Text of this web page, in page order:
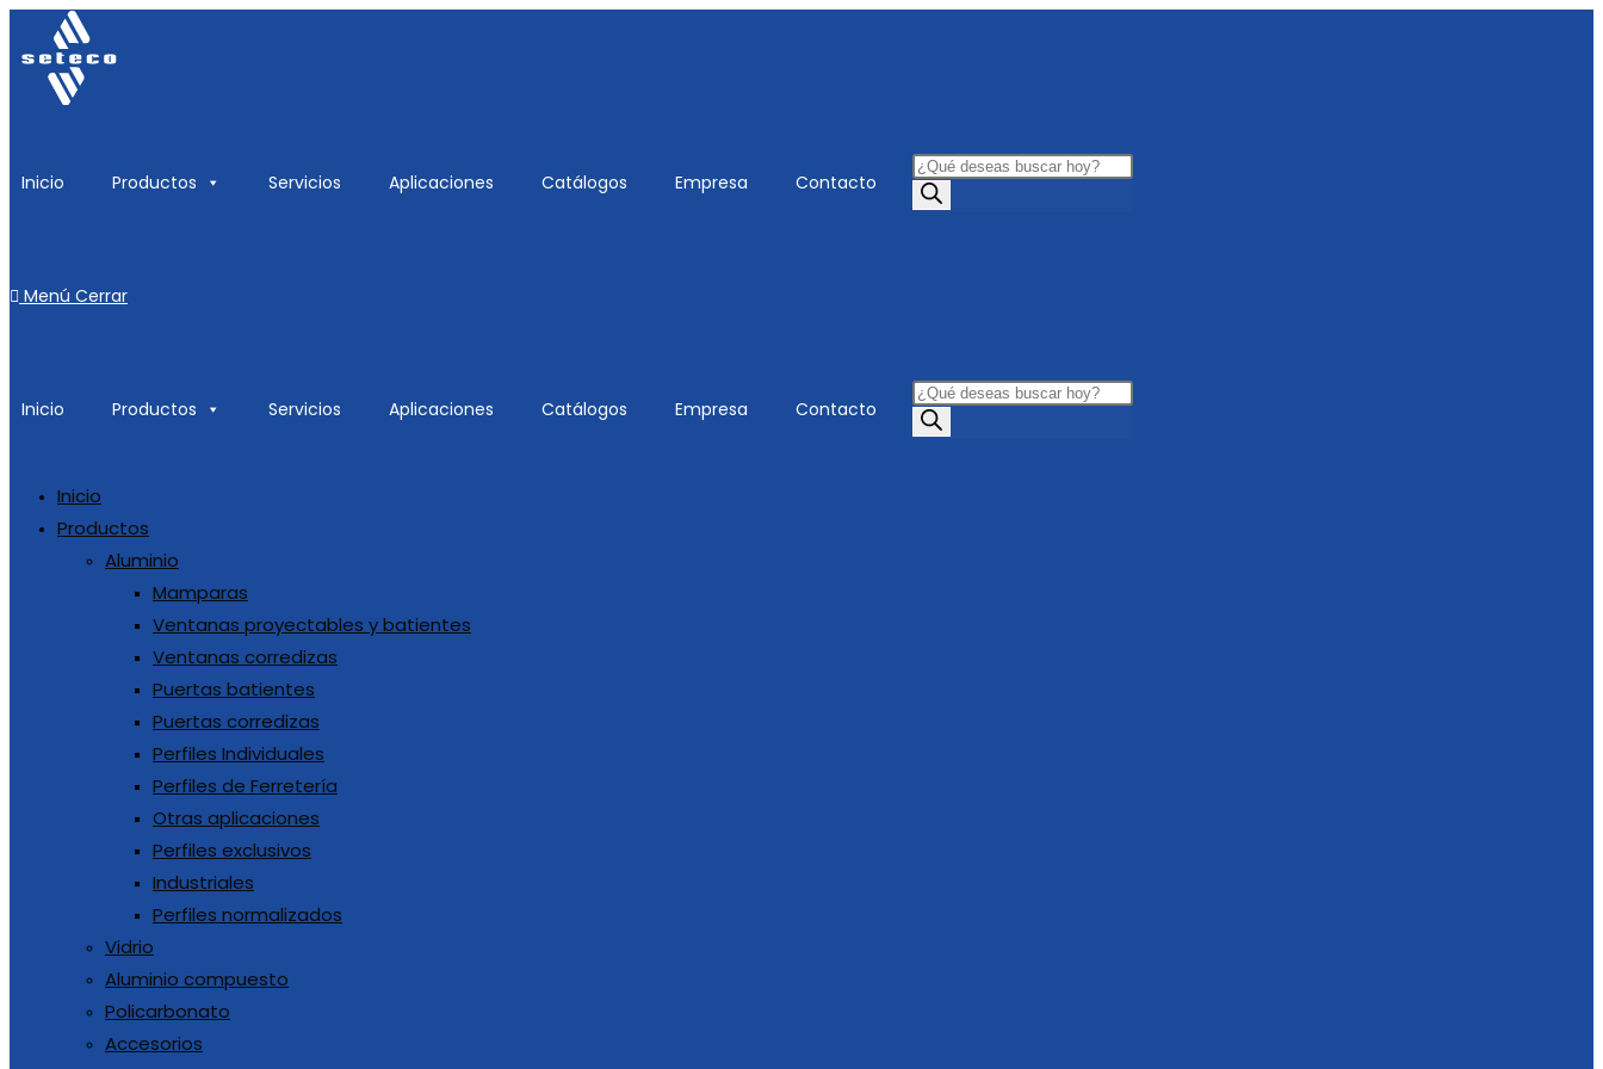
Inicio Productos Servicios Aplicaciones Catálogos Empresa Contacto
Menú Cerrar
Inicio Productos Servicios Aplicaciones Catálogos Empresa Contacto
Inicio
Productos
Aluminio
Mamparas
Ventanas proyectables y batientes
Ventanas corredizas
Puertas batientes
Puertas corredizas
Perfiles Individuales
Perfiles de Ferretería
Otras aplicaciones
Perfiles exclusivos
Industriales
Perfiles normalizados
Vidrio
Aluminio compuesto
Policarbonato
Accesorios